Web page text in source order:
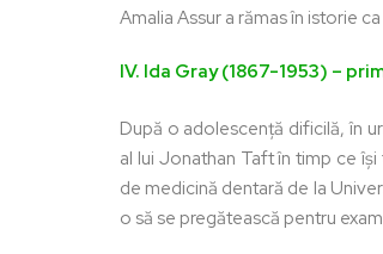
Amalia Assur a rămas în istorie
IV. Ida Gray (1867-1953) –
După o adolescență dificilă, în
al lui Jonathan Taft în timp ce
de medicină dentară de la
o să se pregătească pentru